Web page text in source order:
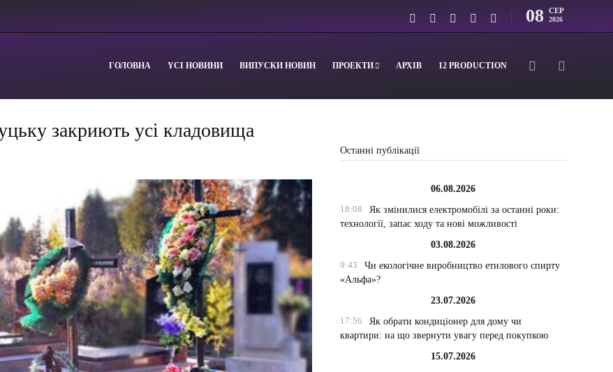
08 СЕР
2026
ГОЛОВНА YСІ НОВИНИ ВИПУСКИ НОВИН ПРОЕКТИ АРХІВ 12 PRODUCTION
закриють усі кладовища
Останні публікації
06.08.2026
18:08
Як змінилися електромобілі за останні роки:
технології, запас ходу та нові можливості
03.08.2026
9:43
Чи екологічне виробництво етилового спирту
«Альфа»?
23.07.2026
17:56
Як обрати кондиціонер для дому чи
квартири: на що звернути увагу перед покупкою
15.07.2026